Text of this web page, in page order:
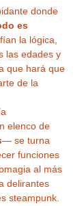
donde
es
la lógica,
las edades y
que hará que
de la
elenco de
— se turna
funciones
al más
delirantes
steampunk.